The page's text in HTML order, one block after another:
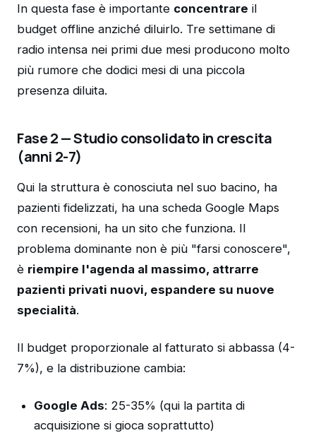
In questa fase è importante concentrare il
budget offline anziché diluirlo. Tre settimane di
radio intensa nei primi due mesi producono molto
più rumore che dodici mesi di una piccola
presenza diluita.
Fase 2 — Studio consolidato in crescita
(anni 2-7)
Qui la struttura è conosciuta nel suo bacino, ha
pazienti fidelizzati, ha una scheda Google Maps
con recensioni, ha un sito che funziona. Il
problema dominante non è più "farsi conoscere",
è riempire l'agenda al massimo, attrarre
pazienti privati nuovi, espandere su nuove
specialità.
Il budget proporzionale al fatturato si abbassa (4-
7%), e la distribuzione cambia:
Google Ads: 25-35% (qui la partita di
acquisizione si gioca soprattutto)